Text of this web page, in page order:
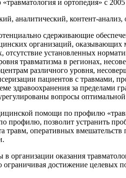
и ортопедия» с
аналитический, контент-
сдерживающие
организаций,
установленных
травматизма в регионах,
различного уровня,
пациентов с травмами,
здравоохранения за пределами
вопросы
помощи по профилю
позволит устранить
травм, оперативных
организации оказания
ограничивая достижение целевых